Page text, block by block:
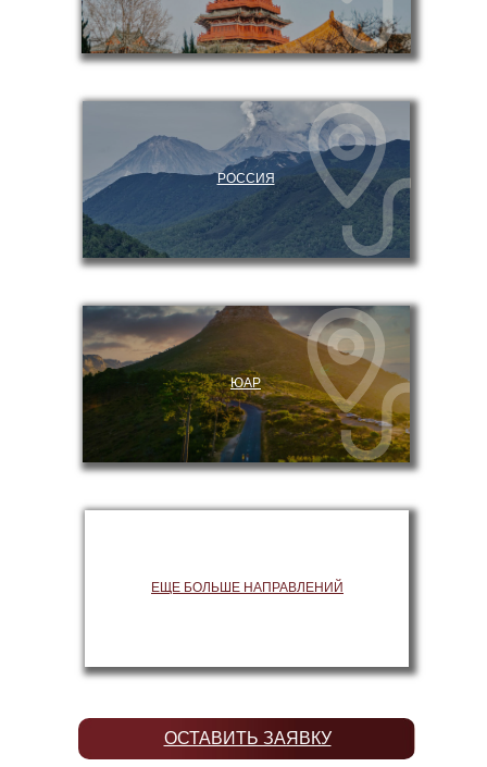
ОСТАВИТЬ ЗАЯВКУ
ЕЩЕ БОЛЬШЕ НАПРАВЛЕНИЙ
РОССИЯ
ЮАР